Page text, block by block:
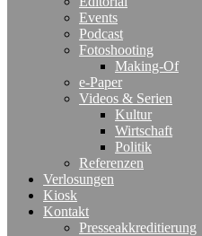
Events
Podcast
Fotoshooting
Making-Of
e-Paper
Videos & Serien
Kultur
Wirtschaft
Politik
Referenzen
Verlosungen
Kiosk
Kontakt
Presseakkreditierung